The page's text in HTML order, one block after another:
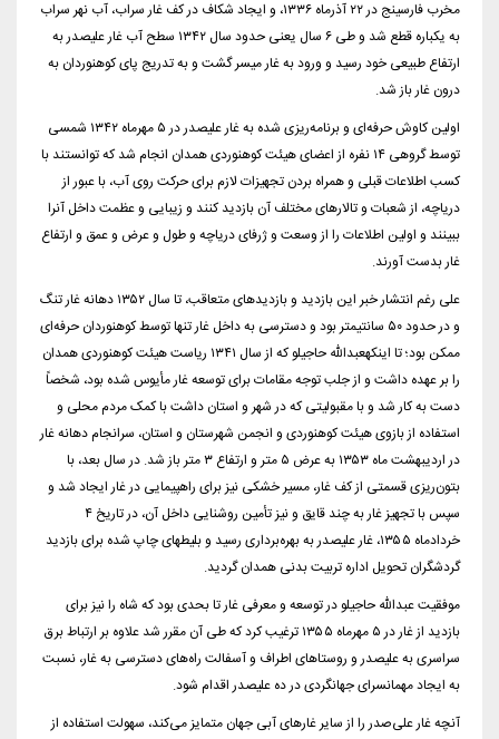
مخرب فارسینج در ۲۲ آذرماه ۱۳۳۶، و ایجاد شکاف در کف غار سراب، آب نهر سراب
به یکباره قطع شد و طی ۶ سال یعنی حدود سال ۱۳۴۲ سطح آب غار علیصدر به
ارتفاع طبیعی خود رسید و ورود به غار میسر گشت و به تدریج پای کوهنوردان به
درون غار باز شد.
اولین کاوش حرفه‌ای و برنامه‌ریزی شده به غار علیصدر در ۵ مهرماه ۱۳۴۲ شمسی
توسط گروهی ۱۴ نفره از اعضای هیئت کوهنوردی همدان انجام شد که توانستند با
کسب اطلاعات قبلی و همراه بردن تجهیزات لازم برای حرکت روی آب، با عبور از
دریاچه، از شعبات و تالارهای مختلف آن بازدید کنند و زیبایی و عظمت داخل آنرا
ببینند و اولین اطلاعات را از وسعت و ژرفای دریاچه و طول و عرض و عمق و ارتفاع
غار بدست آورند.
علی رغم انتشار خبر این بازدید و بازدیدهای متعاقب، تا سال ۱۳۵۲ دهانه غار تنگ
و در حدود ۵۰ سانتیمتر بود و دسترسی به داخل غار تنها توسط کوهنوردان حرفه‌ای
ممکن بود؛ تا اینکهعبدالله حاجیلو که از سال ۱۳۴۱ ریاست هیئت کوهنوردی همدان
را بر عهده داشت و از جلب توجه مقامات برای توسعه غار مأیوس شده بود، شخصاً
دست به کار شد و با مقبولیتی که در شهر و استان داشت با کمک مردم محلی و
استفاده از بازوی هیئت کوهنوردی و انجمن شهرستان و استان، سرانجام دهانه غار
در اردیبهشت ماه ۱۳۵۳ به عرض ۵ متر و ارتفاع ۳ متر باز شد. در سال بعد، با
بتون‌ریزی قسمتی از کف غار، مسیر خشکی نیز برای راهپیمایی در غار ایجاد شد و
سپس با تجهیز غار به چند قایق و نیز تأمین روشنایی داخل آن، در تاریخ ۴
خردادماه ۱۳۵۵، غار علیصدر به بهره‌برداری رسید و بلیطهای چاپ شده برای بازدید
گردشگران تحویل اداره تربیت بدنی همدان گردید.
موفقیت عبدالله حاجیلو در توسعه و معرفی غار تا بحدی بود که شاه را نیز برای
بازدید از غار در ۵ مهرماه ۱۳۵۵ ترغیب کرد که طی آن مقرر شد علاوه بر ارتباط برق
سراسری به علیصدر و روستاهای اطراف و آسفالت راه‌های دسترسی به غار، نسبت
به ایجاد مهمانسرای جهانگردی در ده علیصدر اقدام شود.
آنچه غار علی‌صدر را از سایر غارهای آبی جهان متمایز می‌کند، سهولت استفاده از